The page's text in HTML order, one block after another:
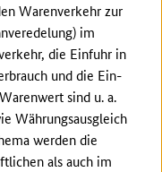
Warenverkehr zur
im
die Einfuhr in
und die Ein-
sind u. a.
Währungsausgleich
werden die
als auch im